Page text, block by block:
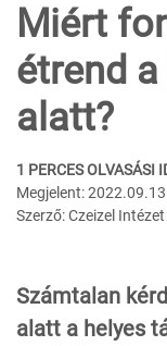
Miért
étrend
alatt?
1 PERCES OLVASÁSI
Megjelent:
Szerző: Czeizel
Számtalan
alatt a helyes